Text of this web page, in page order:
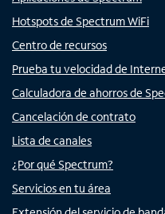
Hotspots de Spectrum WiFi
Centro de recursos
Prueba tu velocidad de
Calculadora de ahorros de
Cancelación de contrato
Lista de canales
¿Por qué Spectrum?
Servicios en tu área